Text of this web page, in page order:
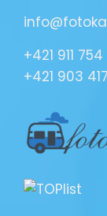
+421 911
+421 903 417